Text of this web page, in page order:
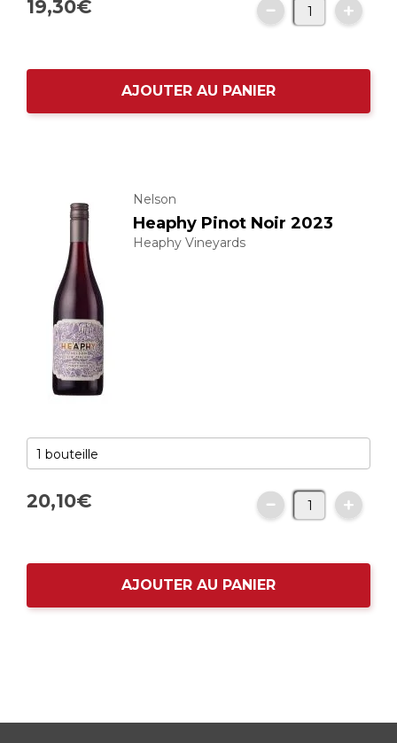
19,30€
AJOUTER AU PANIER
Nelson
Heaphy Pinot Noir 2023
Heaphy Vineyards
20,10€
AJOUTER AU PANIER